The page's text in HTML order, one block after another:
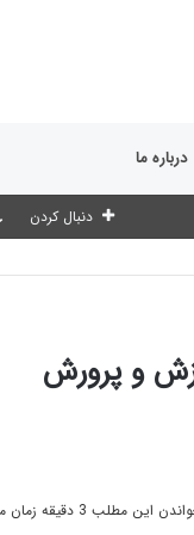
درباره ما
دنبال کردن
و پرورش
این مطلب 3 دقیقه زمان میبرد